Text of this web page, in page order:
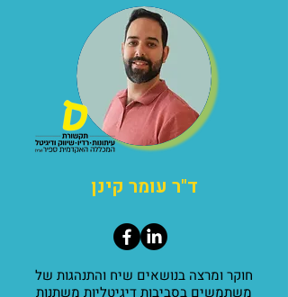
ד"ר עומר קינן
חוקר ומרצה בנושאים שיח והתנהגות של
משתמשים בסביבות דיגיטליות משתנות